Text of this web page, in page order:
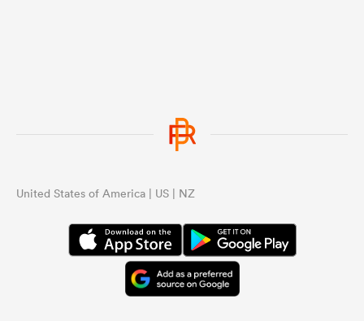
United States of America | US | NZ